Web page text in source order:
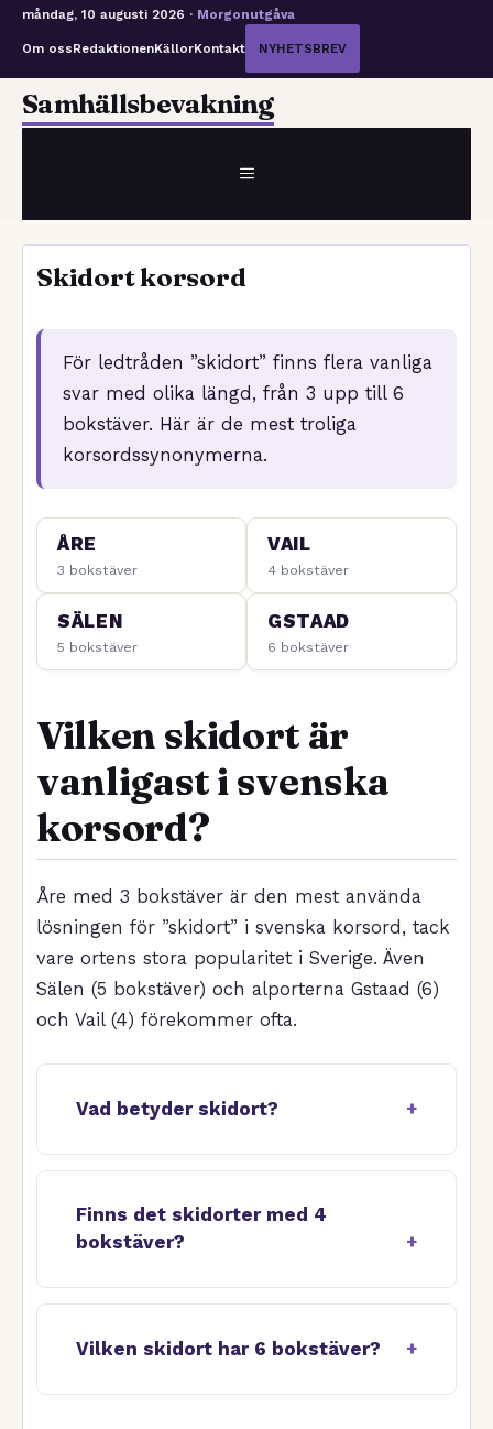
måndag, 10 augusti 2026 · Morgonutgåva
Om ossRedaktionenKällorKontakt NYHETSBREV
HoppaSamhällsbevakning
MENY
Skidort korsord
För ledtråden ”skidort” finns flera vanliga
svar med olika längd, från 3 upp till 6
bokstäver. Här är de mest troliga
korsordssynonymerna.
ÅRE
3 bokstäver
VAIL
4 bokstäver
SÄLEN
5 bokstäver
GSTAAD
6 bokstäver
Vilken skidort är
vanligast i svenska
korsord?
Åre med 3 bokstäver är den mest använda
lösningen för ”skidort” i svenska korsord, tack
vare ortens stora popularitet i Sverige. Även
Sälen (5 bokstäver) och alporterna Gstaad (6)
och Vail (4) förekommer ofta.
Vad betyder skidort?
Finns det skidorter med 4
bokstäver?
Vilken skidort har 6 bokstäver?